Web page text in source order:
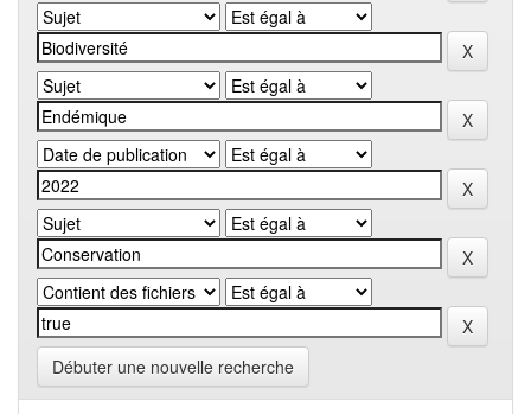
Débuter une nouvelle recherche